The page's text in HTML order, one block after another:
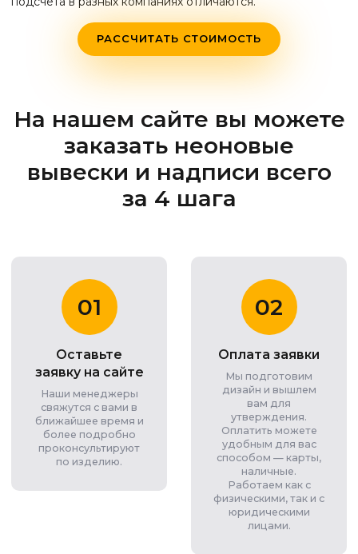
РАССЧИТАТЬ СТОИМОСТЬ
На нашем сайте вы можете
заказать неоновые
вывески и надписи всего
за 4 шага
01
Оставьте
заявку на сайте
Наши менеджеры
свяжутся с вами в
ближайшее время и
более подробно
проконсультируют
по изделию.
02
Оплата заявки
Мы подготовим
дизайн и вышлем
вам для
утверждения.
Оплатить можете
удобным для вас
способом — карты,
наличные.
Работаем как с
физическими, так и с
юридическими
лицами.